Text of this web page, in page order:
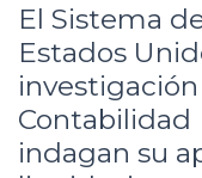
El Sistema
Estados
Contabilidad
indagan su